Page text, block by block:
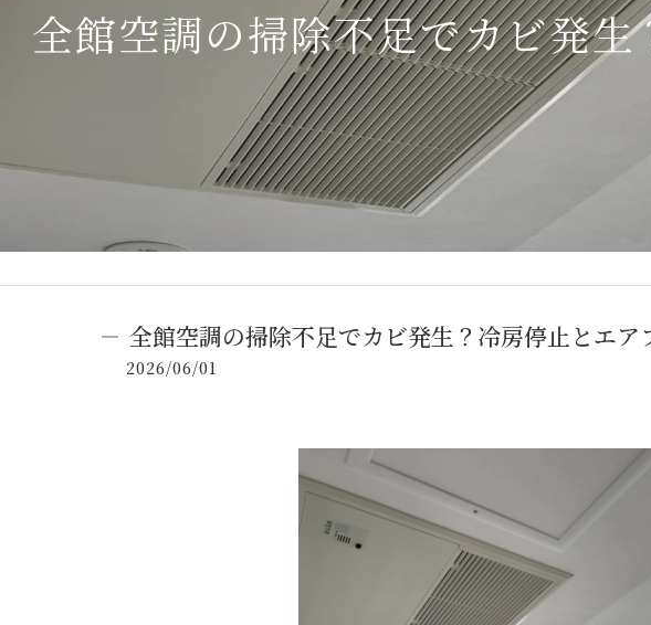
全館空調の掃除不足でカビ発
全館空調の掃除不足でカビ発生？冷房停止とエ
2026/06/01